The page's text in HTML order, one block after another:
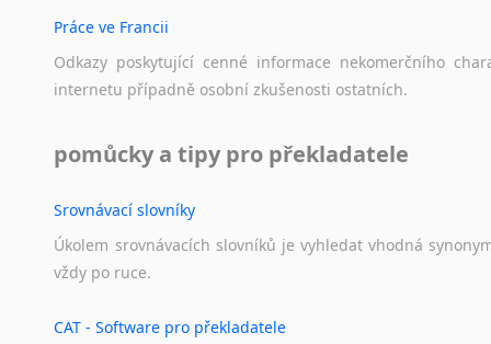
Práce ve Francii
Odkazy poskytující cenné informace nekomerčního
internetu případně osobní zkušenosti ostatních.
pomůcky a tipy pro překladatele
Srovnávací slovníky
Úkolem srovnávacích slovníků je vyhledat vhodná
vždy po ruce.
CAT - Software pro překladatele